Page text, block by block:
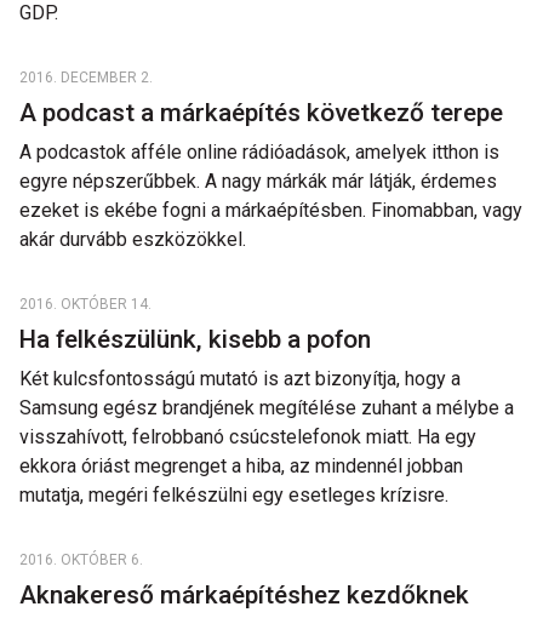
GDP.
2016. DECEMBER 2.
A podcast a márkaépítés következő terepe
A podcastok afféle online rádióadások, amelyek itthon is
egyre népszerűbbek. A nagy márkák már látják, érdemes
ezeket is ekébe fogni a márkaépítésben. Finomabban, vagy
akár durvább eszközökkel.
2016. OKTÓBER 14.
Ha felkészülünk, kisebb a pofon
Két kulcsfontosságú mutató is azt bizonyítja, hogy a
Samsung egész brandjének megítélése zuhant a mélybe a
visszahívott, felrobbanó csúcstelefonok miatt. Ha egy
ekkora óriást megrenget a hiba, az mindennél jobban
mutatja, megéri felkészülni egy esetleges krízisre.
2016. OKTÓBER 6.
Aknakereső márkaépítéshez kezdőknek